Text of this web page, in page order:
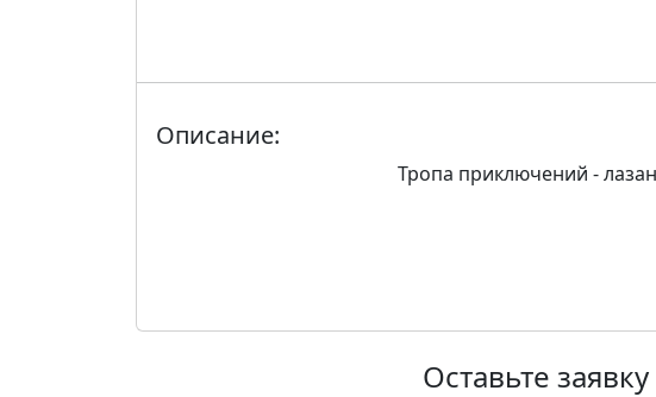
Описание:
Тропа приключений -
Оставьте